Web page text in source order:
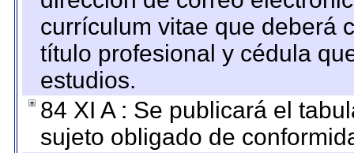
currículum vitae que deberá
título profesional y cédula
estudios.
84 XI A : Se publicará el
sujeto obligado de